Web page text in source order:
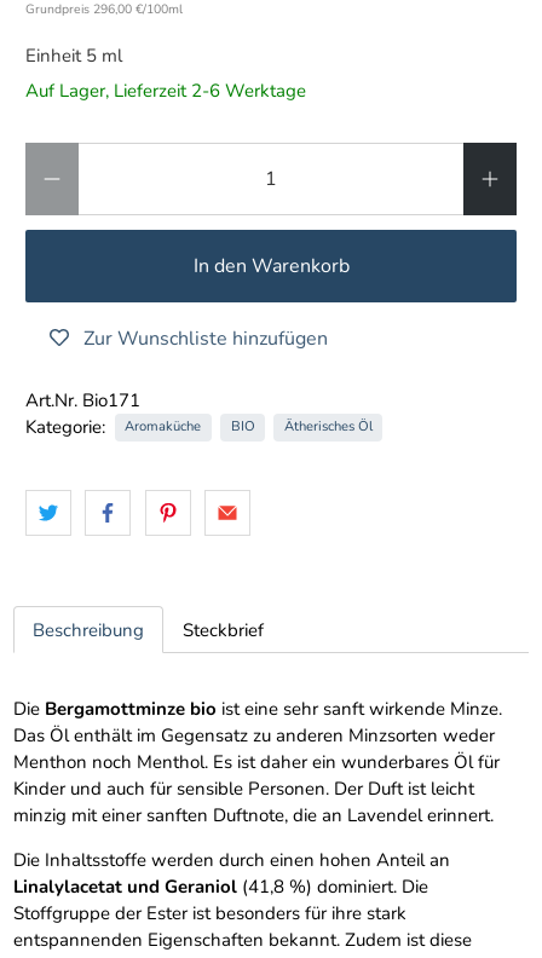
Grundpreis 296,00 €/100ml
Einheit 5 ml
Auf Lager, Lieferzeit 2-6 Werktage
In den Warenkorb
Zur Wunschliste hinzufügen
Art.Nr. Bio171
Kategorie:
Aromaküche BIO Ätherisches Öl
Beschreibung Steckbrief
Die Bergamottminze bio ist eine sehr sanft wirkende Minze.
Das Öl enthält im Gegensatz zu anderen Minzsorten weder
Menthon noch Menthol. Es ist daher ein wunderbares Öl für
Kinder und auch für sensible Personen. Der Duft ist leicht
minzig mit einer sanften Duftnote, die an Lavendel erinnert.
Die Inhaltsstoffe werden durch einen hohen Anteil an
Linalylacetat und Geraniol (41,8 %) dominiert. Die
Stoffgruppe der Ester ist besonders für ihre stark
entspannenden Eigenschaften bekannt. Zudem ist diese